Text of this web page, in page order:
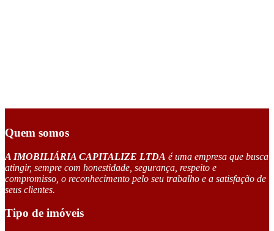
Quem somos
A IMOBILIÁRIA CAPITALIZE LTDA é uma empresa que busca
atingir, sempre com honestidade, segurança, respeito e
compromisso, o reconhecimento pelo seu trabalho e a satisfação de
seus clientes.
Tipo de imóveis